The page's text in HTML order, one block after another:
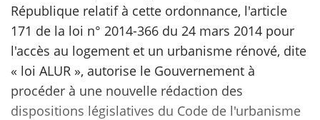
République relatif à cette ordonnance, l'article
171 de la loi n° 2014-366 du 24 mars 2014 pour
l'accès au logement et un urbanisme rénové, dite
« loi ALUR », autorise le Gouvernement à
procéder à une nouvelle rédaction des
dispositions législatives du Code de l'urbanisme